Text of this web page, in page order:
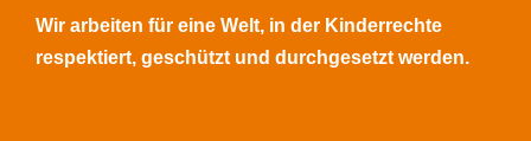
Wir arbeiten für eine Welt, in der Kinderrechte
respektiert, geschützt und durchgesetzt werden.